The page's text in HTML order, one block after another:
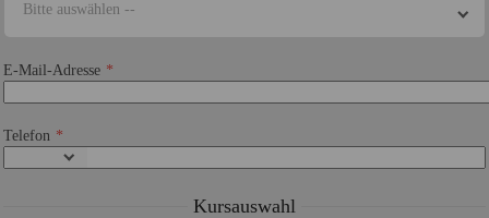
Bitte auswählen --
E-Mail-Adresse
Telefon
Kursauswahl